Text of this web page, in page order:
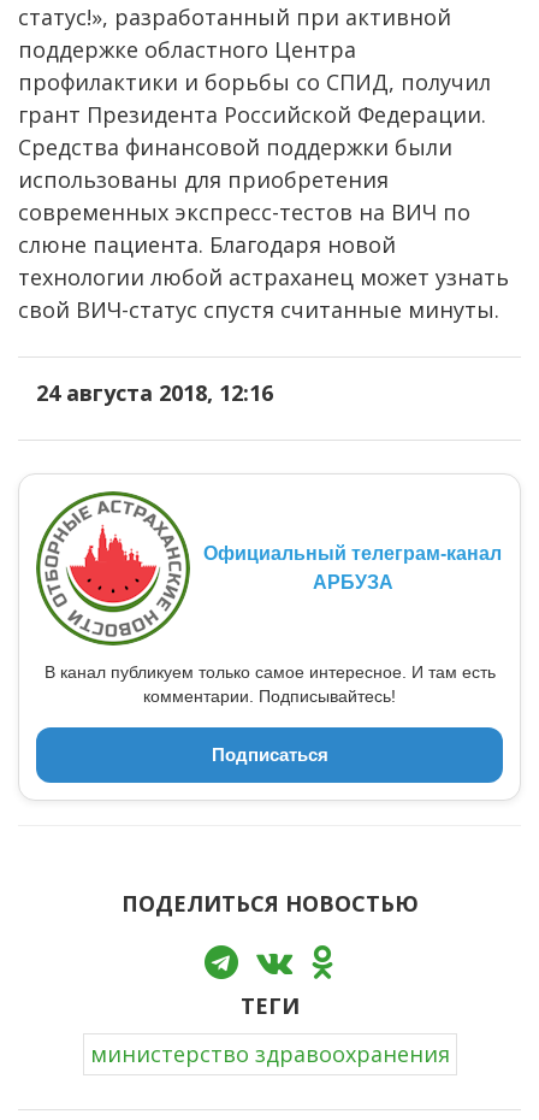
статус!», разработанный при активной
поддержке областного Центра
профилактики и борьбы со СПИД, получил
грант Президента Российской Федерации.
Средства финансовой поддержки были
использованы для приобретения
современных экспресс-тестов на ВИЧ по
слюне пациента. Благодаря новой
технологии любой астраханец может узнать
свой ВИЧ-статус спустя считанные минуты.
24 августа 2018, 12:16
Официальный телеграм-канал
АРБУЗА
В канал публикуем только самое интересное. И там есть
комментарии. Подписывайтесь!
Подписаться
ПОДЕЛИТЬСЯ НОВОСТЬЮ
ТЕГИ
министерство здравоохранения